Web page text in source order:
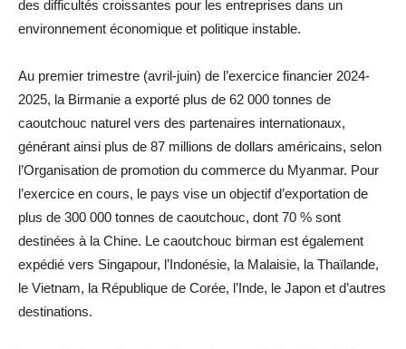
des difficultés croissantes pour les entreprises dans un
environnement économique et politique instable.
Au premier trimestre (avril-juin) de l’exercice financier 2024-
2025, la Birmanie a exporté plus de 62 000 tonnes de
caoutchouc naturel vers des partenaires internationaux,
générant ainsi plus de 87 millions de dollars américains, selon
l’Organisation de promotion du commerce du Myanmar. Pour
l’exercice en cours, le pays vise un objectif d’exportation de
plus de 300 000 tonnes de caoutchouc, dont 70 % sont
destinées à la Chine. Le caoutchouc birman est également
expédié vers Singapour, l’Indonésie, la Malaisie, la Thaïlande,
le Vietnam, la République de Corée, l’Inde, le Japon et d’autres
destinations.